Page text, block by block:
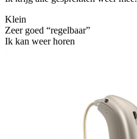
Klein
Zeer goed “regelbaar”
Ik kan weer horen